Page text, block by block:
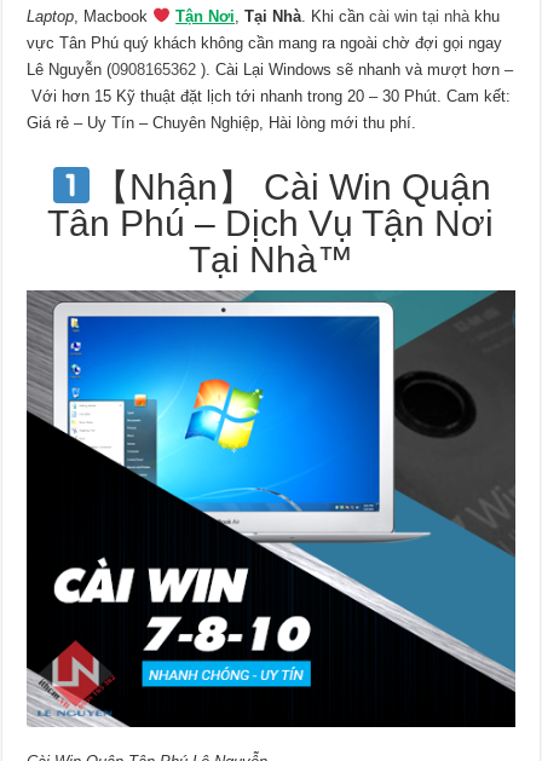
Laptop , Macbook Tận Nơi ,Tại Nhà . Khi cầncài win tại nhà khu
vực Tân Phú quý khách không cần mang ra ngoài chờ đợi gọi ngay
Lê Nguyễn (0908165362 ). Cài Lại Windows sẽ nhanh và mượt hơn –
Với hơn 15 Kỹ thuật đặt lịch tới nhanh trong 20 – 30 Phút. Cam kết:
Giá rẻ – Uy Tín – Chuyên Nghiệp, Hài lòng mới thu phí.
【Nhận】 Cài Win Quận
Tân Phú – Dịch Vụ Tận Nơi
Tại Nhà™